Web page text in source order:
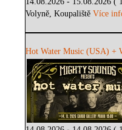
Volyně, KoupalištěVíce
Hot Water Music (USA) +